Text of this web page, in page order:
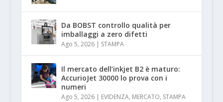
Da BOBST controllo qualità per
imballaggi a zero difetti
Ago 5, 2026| STAMPA
Il mercato dell’inkjet B2 è maturo:
AccurioJet 30000 lo prova con i
numeri
Ago 5, 2026| EVIDENZA, MERCATO, STAMPA